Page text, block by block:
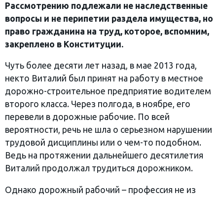
Рассмотрению подлежали не наследственные
вопросы и не перипетии раздела имущества, но
право гражданина на труд, которое, вспомним,
закреплено в Конституции.
Чуть более десяти лет назад, в мае 2013 года,
некто Виталий был принят на работу в местное
дорожно-строительное предприятие водителем
второго класса. Через полгода, в ноябре, его
перевели в дорожные рабочие. По всей
вероятности, речь не шла о серьезном нарушении
трудовой дисциплины или о чем-то подобном.
Ведь на протяжении дальнейшего десятилетия
Виталий продолжал трудиться дорожником.
Однако дорожный рабочий – профессия не из